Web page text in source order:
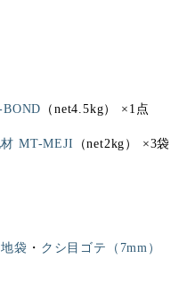
（net4.5kg） ×1点
MT-MEJI （net2kg） ×3袋
地袋 ・ クシ目ゴテ（7mm）